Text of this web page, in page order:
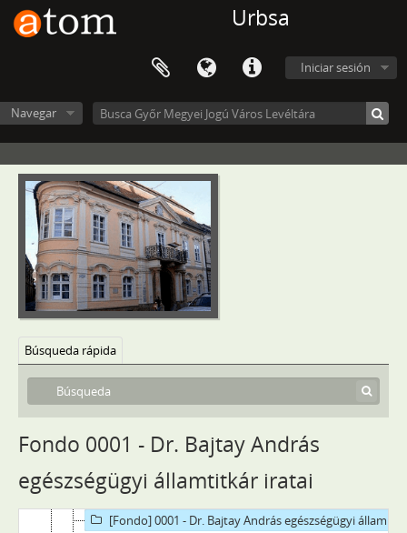
Urbsa
Iniciar sesión
Navegar
Búsqueda rápida
Fondo 0001 - Dr. Bajtay András
egészségügyi államtitkár iratai
Győr Megyei Jogú Város Levéltára, 1322 - 2016
IV - Megyei törvényhatóságok, szabad királyi városok és törvényhatósági jogú városok, 1567–1950
V - Községek, 1745–1904
VIII - Intézetek, intézmények, 1894–2013
X - Egyesületek, pártok, 1827–2015
XI - Gazdasági szervek, 1939–1945
XIV - Személyek, 1959–1994
[Fondo] 0002 - Finta Lajos kulturális tanácsos iratai, 1959–1994
[Fondo] 0001 - Dr. Bajtay András egészségügyi államtitkár iratai, 1988–1994